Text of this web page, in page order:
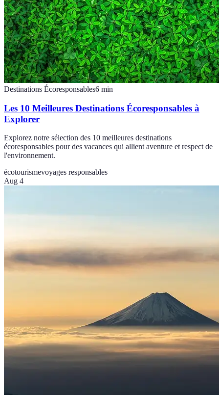
Destinations Écoresponsables6 min
Les 10 Meilleures Destinations Écoresponsables à
Explorer
Explorez notre sélection des 10 meilleures destinations
écoresponsables pour des vacances qui allient aventure et respect de
l'environnement.
écotourismevoyages responsables
Aug 4